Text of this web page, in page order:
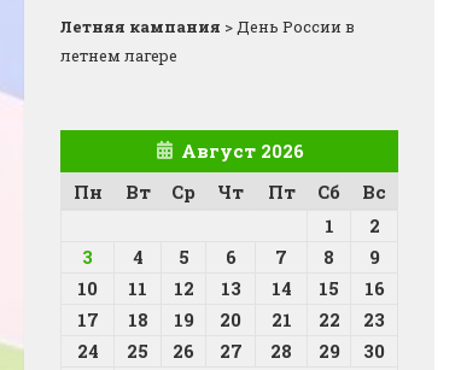
Летняя кампания >День России в
летнем лагере
Август 2026
Пн
Вт Ср Чт Пт Сб
Вс
1
2
3
4 5 6 7 8
9
10
11 12 13 14 15
16
17
18 19 20 21 22
23
24
25 26 27 28 29
30